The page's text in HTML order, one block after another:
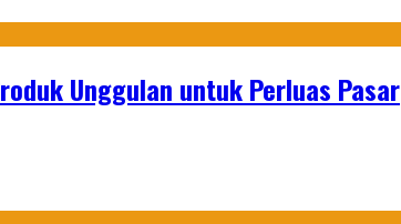
Unggulan untuk Perluas Pasar